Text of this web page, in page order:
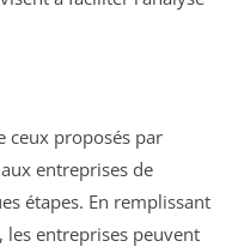
ceux proposés par
entreprises de
étapes. En remplissant
entreprises peuvent